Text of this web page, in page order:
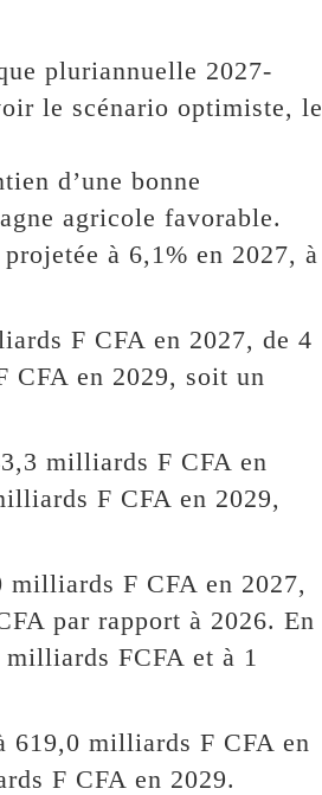
pluriannuelle 2027-
le scénario optimiste, le
d’une bonne
agricole favorable.
à 6,1% en 2027, à
F CFA en 2027, de 4
CFA en 2029, soit un
milliards F CFA en
F CFA en 2029,
milliards F CFA en 2027,
par rapport à 2026. En
FCFA et à 1
619,0 milliards F CFA en
F CFA en 2029.